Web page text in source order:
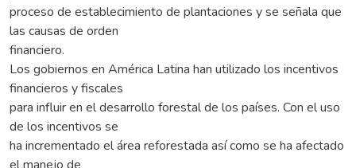
proceso de establecimiento de plantaciones y se señala que
las causas de orden
financiero.
Los gobiernos en América Latina han utilizado los incentivos
financieros y fiscales
para influir en el desarrollo forestal de los países. Con el uso
de los incentivos se
ha incrementado el área reforestada así como se ha afectado